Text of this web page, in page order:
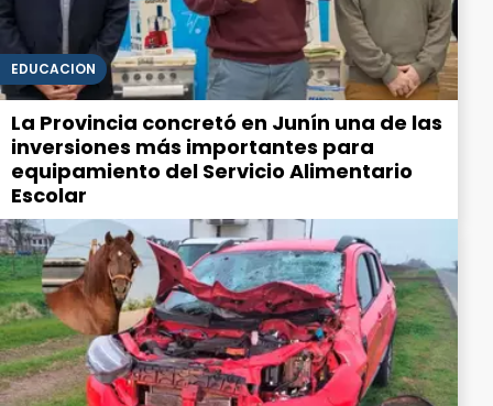
EDUCACIÓN
La Provincia concretó en Junín una de las
inversiones más importantes para
equipamiento del Servicio Alimentario
Escolar